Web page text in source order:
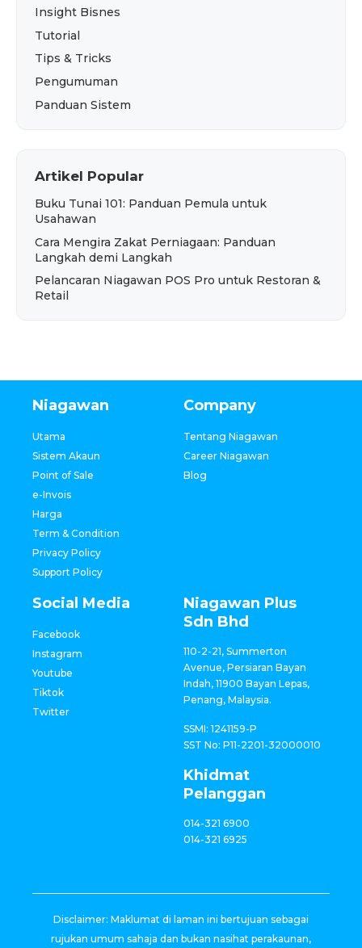
Insight Bisnes
Tutorial
Tips & Tricks
Pengumuman
Panduan Sistem
Artikel Popular
Buku Tunai 101: Panduan Pemula untuk
Usahawan
Cara Mengira Zakat Perniagaan: Panduan
Langkah demi Langkah
Pelancaran Niagawan POS Pro untuk Restoran &
Retail
Niagawan
Utama
Sistem Akaun
Point of Sale
e-Invois
Harga
Term & Condition
Privacy Policy
Support Policy
Company
Tentang Niagawan
Career Niagawan
Blog
Social Media
Facebook
Instagram
Youtube
Tiktok
Twitter
Niagawan Plus
Sdn Bhd
110-2-21, Summerton
Avenue, Persiaran Bayan
Indah, 11900 Bayan Lepas,
Penang, Malaysia.
SSMI: 1241159-P
SST No: P11-2201-32000010
Khidmat
Pelanggan
014-321 6900
014-321 6925
Disclaimer: Maklumat di laman ini bertujuan sebagai
rujukan umum sahaja dan bukan nasihat perakaunan,